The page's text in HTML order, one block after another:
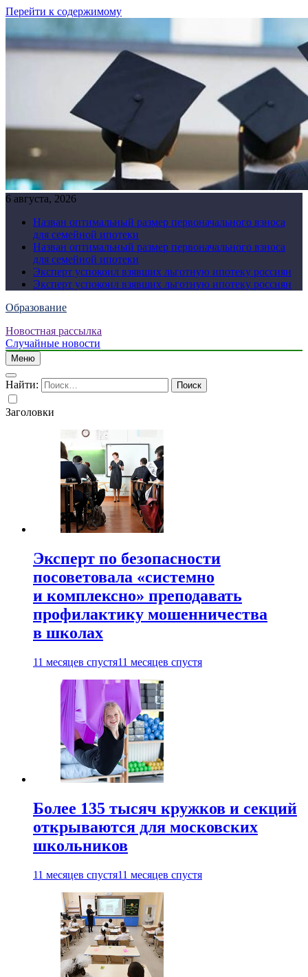
Перейти к содержимому
6 августа, 2026
Назван оптимальный размер первоначального взноса
для семейной ипотеки
Назван оптимальный размер первоначального взноса
для семейной ипотеки
Эксперт успокоил взявших льготную ипотеку россиян
Эксперт успокоил взявших льготную ипотеку россиян
Образование
Новостная рассылка
Случайные новости
Меню
Найти:
Заголовки
Эксперт по безопасности
посоветовала «системно
и комплексно» преподавать
профилактику мошенничества
в школах
11 месяцев спустя11 месяцев спустя
Более 135 тысяч кружков и секций
открываются для московских
школьников
11 месяцев спустя11 месяцев спустя